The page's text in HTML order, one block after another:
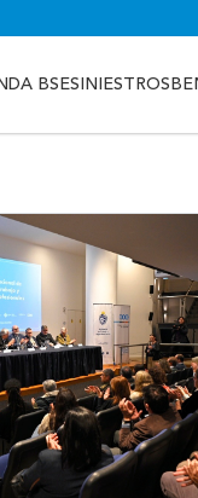
BSESINIESTROS